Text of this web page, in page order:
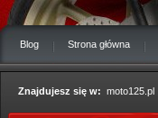
Blog Strona główna
Znajdujesz się w: moto125.pl